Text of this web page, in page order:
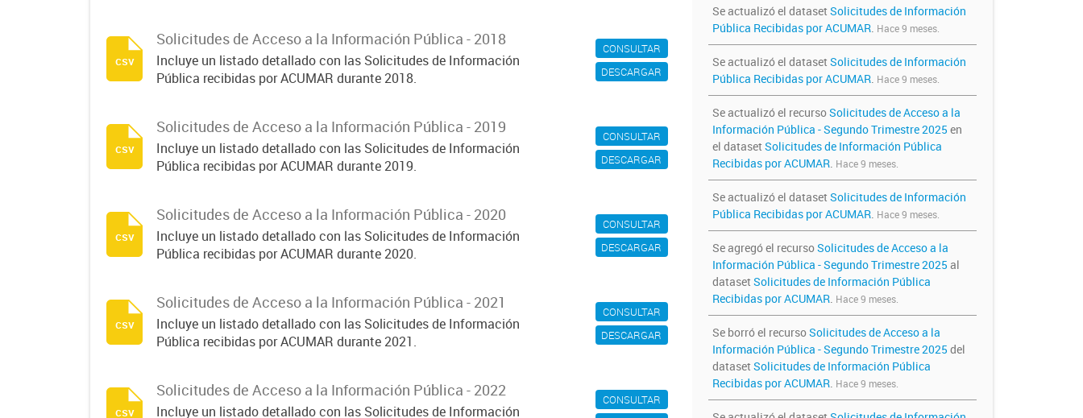
CONSULTAR
DESCARGAR
Solicitudes de Acceso a la Información Pública - 2018
Incluye un listado detallado con las Solicitudes de Información
Pública recibidas por ACUMAR durante 2018.
csv
CONSULTAR
DESCARGAR
Solicitudes de Acceso a la Información Pública - 2019
Incluye un listado detallado con las Solicitudes de Información
Pública recibidas por ACUMAR durante 2019.
csv
CONSULTAR
DESCARGAR
Solicitudes de Acceso a la Información Pública - 2020
Incluye un listado detallado con las Solicitudes de Información
Pública recibidas por ACUMAR durante 2020.
csv
CONSULTAR
DESCARGAR
Solicitudes de Acceso a la Información Pública - 2021
Incluye un listado detallado con las Solicitudes de Información
Pública recibidas por ACUMAR durante 2021.
csv
CONSULTAR
Solicitudes de Acceso a la Información Pública - 2022
Incluye un listado detallado con las Solicitudes de Información
csv
Se actualizó el dataset Solicitudes de Información
Pública Recibidas por ACUMAR. Hace 9 meses.
Se actualizó el dataset Solicitudes de Información
Pública Recibidas por ACUMAR. Hace 9 meses.
Se actualizó el recursoSolicitudes de Acceso a la
Información Pública - Segundo Trimestre 2025 en
el dataset Solicitudes de Información Pública
Recibidas por ACUMAR. Hace 9 meses.
Se actualizó el dataset Solicitudes de Información
Pública Recibidas por ACUMAR. Hace 9 meses.
Se agregó el recursoSolicitudes de Acceso a la
Información Pública - Segundo Trimestre 2025 al
dataset Solicitudes de Información Pública
Recibidas por ACUMAR. Hace 9 meses.
Se borró el recursoSolicitudes de Acceso a la
Información Pública - Segundo Trimestre 2025 del
dataset Solicitudes de Información Pública
Recibidas por ACUMAR. Hace 9 meses.